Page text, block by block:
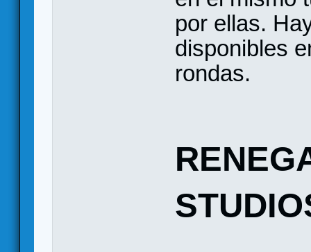
por ellas.
disponibles
rondas.